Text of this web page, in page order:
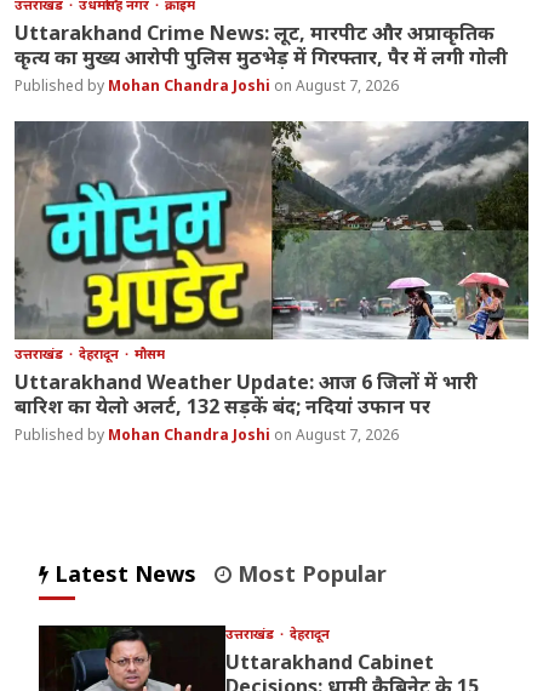
उत्तराखंड उधमसिंह नगर क्राइम
Uttarakhand Crime News: लूट, मारपीट और अप्राकृतिक
कृत्य का मुख्य आरोपी पुलिस मुठभेड़ में गिरफ्तार, पैर में लगी गोली
Mohan Chandra Joshi August 7, 2026
उत्तराखंड देहरादून मौसम
Uttarakhand Weather Update: आज 6 जिलों में भारी
बारिश का येलो अलर्ट, 132 सड़कें बंद; नदियां उफान पर
Mohan Chandra Joshi August 7, 2026
Latest News Most Popular
उत्तराखंड देहरादून
Uttarakhand Cabinet
Decisions: धामी कैबिनेट के 15